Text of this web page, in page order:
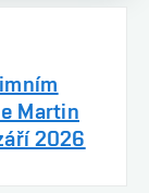
Martin
2026